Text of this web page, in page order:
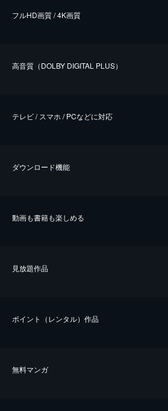
フルHD画質 / 4K画質
⾼⾳質（DOLBY DIGITAL PLUS）
テレビ / スマホ / PCなどに対応
ダウンロード機能
動画も書籍も楽しめる
⾒放題作品
ポイント（レンタル）作品
無料マンガ